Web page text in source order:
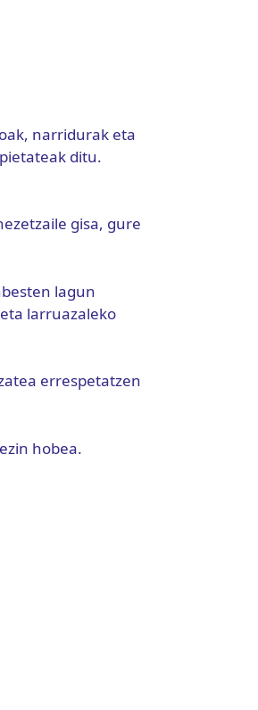
narridurak eta
ditu.
gisa, gure
lagun
larruazaleko
errespetatzen
hobea.